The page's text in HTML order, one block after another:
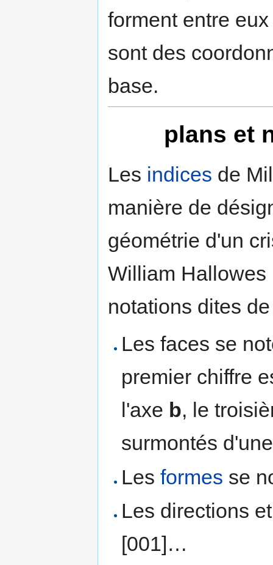
forment entre
sont des
base.
plans et
Les indices de
manière de
géométrie d'un
William Hallowes
notations dites
Les faces se
premier chiffre
l'axe b, le
surmontés
Lesformes se
Les directions
[001]…